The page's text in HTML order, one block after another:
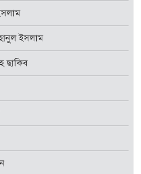
ইসলাম
ছাকিব